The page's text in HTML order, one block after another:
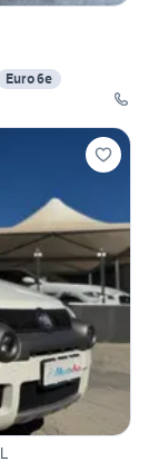
Euro 6e